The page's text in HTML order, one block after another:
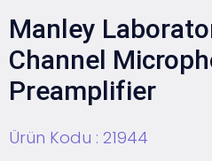
Manley
Channel
Preamplifier
Ürün Kodu : 21944